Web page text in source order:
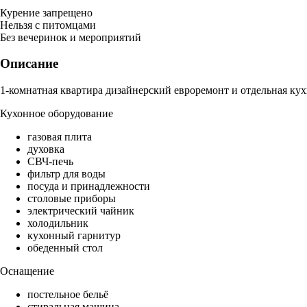
Курение запрещено
Нельзя с питомцами
Без вечеринок и мероприятий
Описание
1-комнатная квартира дизайнерский евроремонт и отдельная
Кухонное оборудование
газовая плита
духовка
СВЧ-печь
фильтр для воды
посуда и принадлежности
столовые приборы
электрический чайник
холодильник
кухонный гарнитур
обеденный стол
Оснащение
постельное бельё